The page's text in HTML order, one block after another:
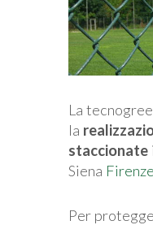
La
la
staccionate
Siena Firenze
Per